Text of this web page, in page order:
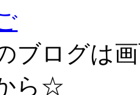
ブログは
ら☆